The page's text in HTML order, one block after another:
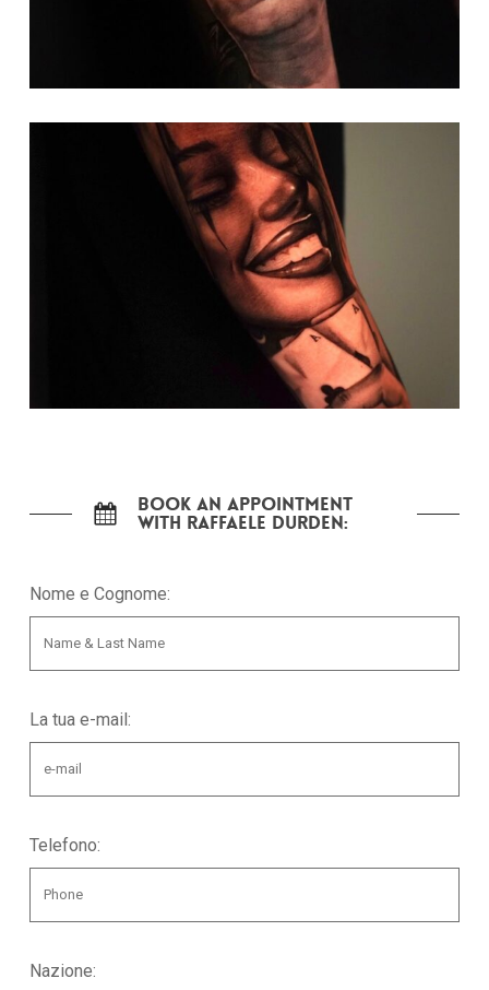
Nessun prodotto nel carrello.
Go To Shop
Book an appointment
with Raffaele Durden:
Nome e Cognome:
La tua e-mail:
Telefono:
Nazione: